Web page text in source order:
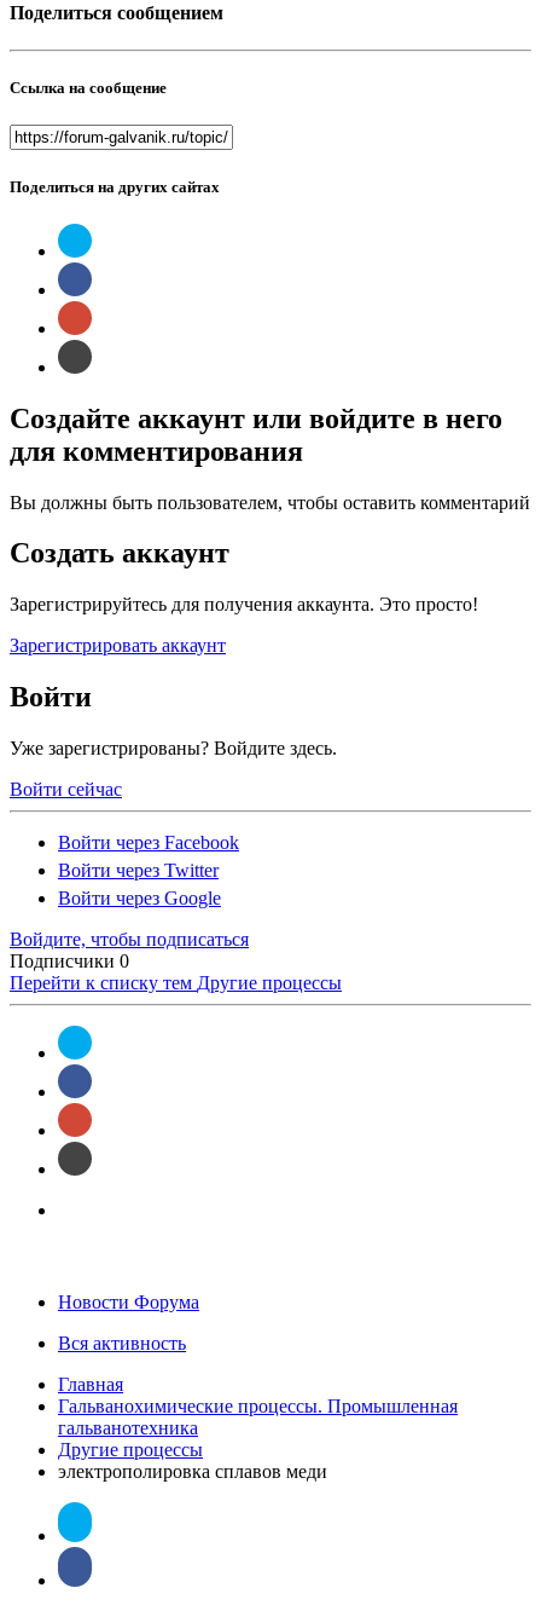
Поделиться сообщением
Ссылка на сообщение
Поделиться на других сайтах
Создайте аккаунт или войдите в него
для комментирования
Вы должны быть пользователем, чтобы оставить комментарий
Создать аккаунт
Зарегистрируйтесь для получения аккаунта. Это просто!
Зарегистрировать аккаунт
Войти
Уже зарегистрированы? Войдите здесь.
Войти сейчас
Войти через Facebook
Войти через Twitter
Войти через Google
Войдите, чтобы подписаться
Подписчики 0
Перейти к списку тем Другие процессы
Новости Форума
Вся активность
Главная
Гальванохимические процессы. Промышленная
гальванотехника
Другие процессы
электрополировка сплавов меди